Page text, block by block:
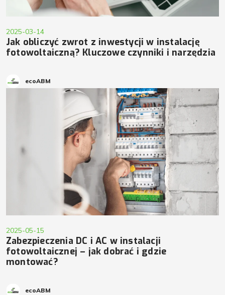
2025-03-14
Jak obliczyć zwrot z inwestycji w instalację
fotowoltaiczną? Kluczowe czynniki i narzędzia
ecoABM
2025-05-15
Zabezpieczenia DC i AC w instalacji
fotowoltaicznej – jak dobrać i gdzie
montować?
ecoABM